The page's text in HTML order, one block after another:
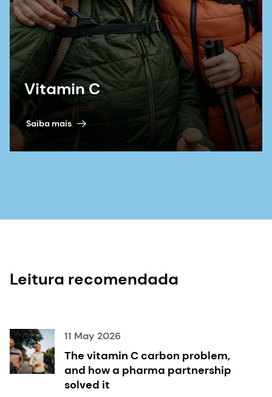
ferro é importante no desenvolvimento do bebê)
J Nutr. 2008;138(12):2534-2536.
Carter RC, Jacobson JL, Burden MJ, et al. Iron
deficiency anemia and cognitive function in
infancy (Anemia por deficiência de ferro e
função cognitiva na infância). Pediatrics.
2010;126(2):e427-434. doi:10.1542/peds.2009-
2097
Pivina L, Semenova Y, Doşa MD, Dauletyarova M,
Bjørklund G. Iron Deficiency, Cognitive Functions,
and Neurobehavioral Disorders in Children
Özdemir N. Iron deficiency anemia from
2015;50(1):11-19. doi:10.5152/tpa.2015.2337
Dev Nutr. 2020;4(Suppl 2):830.
doi:10.1093/cdn/nzaa053_035
Stoffel NU, Uyoga MA, Mutuku FM, et al. Iron
Deficiency Anemia at Time of Vaccination
Vitamin C
Saiba mais
Leitura recomendada
11 May 2026
The vitamin C carbon problem,
and how a pharma partnership
solved it